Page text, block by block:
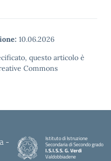
10.06.2026
questo articolo è
Commons
Istituto di Istruzione
Secondaria di Secondo grado
I.S.I.S.S. G. Verdi
Valdobbiadene